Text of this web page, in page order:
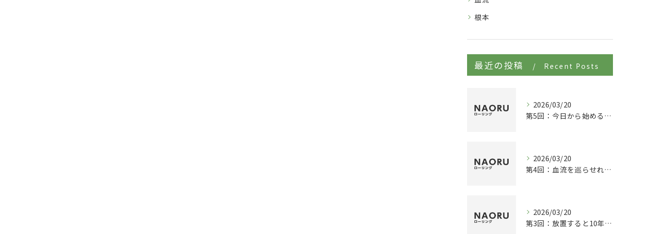
根本
最近の投稿 Recent Posts
2026/03/20
第5回：今日から始める、巡りの習慣。MEGURUで叶える健康100年人生の設計図。
2026/03/20
第4回：血流を巡らせれば、健康寿命は10年延びる。最新研究が証明した巡りの力。
2026/03/20
第3回：放置すると10年後、介護生活が待っている。血流メンテナンスを怠った際の損失回避。